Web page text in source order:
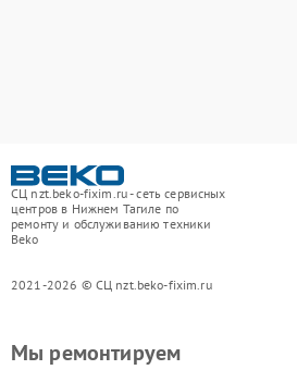
СЦ nzt.beko-fixim.ru - сеть сервисных
центров в Нижнем Тагиле по
ремонту и обслуживанию техники
Beko
2021-2026 © СЦ nzt.beko-fixim.ru
Мы ремонтируем